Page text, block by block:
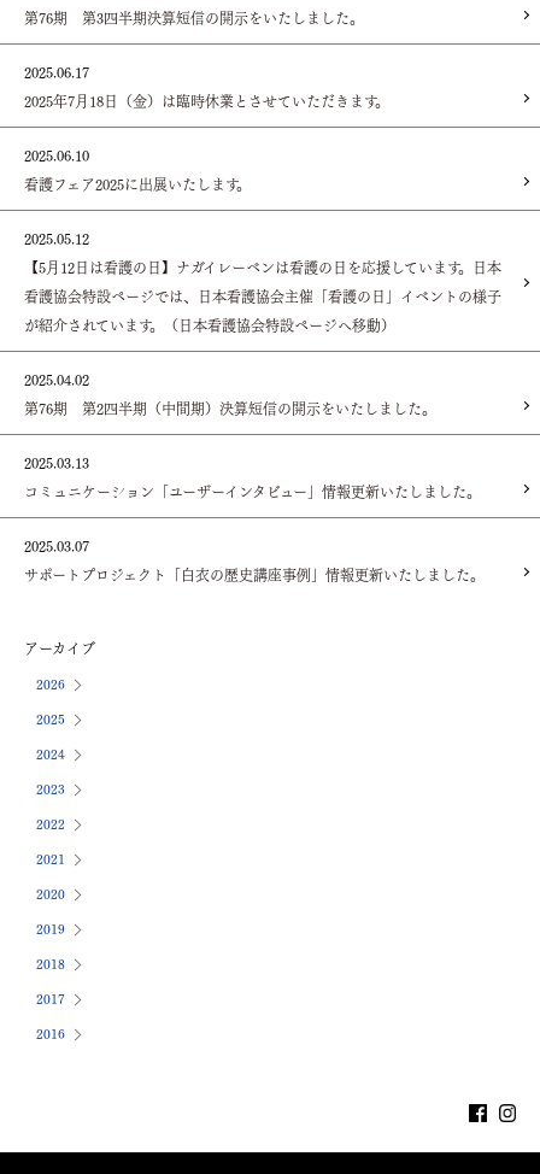
第76期 第3四半期決算短信の開示をいたしました。
2025.06.17
2025年7月18日（金）は臨時休業とさせていただきます。
2025.06.10
看護フェア2025に出展いたします。
2025.05.12
【5月12日は看護の日】ナガイレーベンは看護の日を応援しています。日本
看護協会特設ページでは、日本看護協会主催「看護の日」イベントの様子
が紹介されています。（日本看護協会特設ページへ移動）
2025.04.02
第76期 第2四半期（中間期）決算短信の開示をいたしました。
2025.03.13
コミュニケーション「ユーザーインタビュー」情報更新いたしました。
2025.03.07
サポートプロジェクト「白衣の歴史講座事例」情報更新いたしました。
アーカイブ
2026
2025
2024
2023
2022
2021
2020
2019
2018
2017
2016